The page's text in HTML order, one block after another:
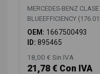
MERCEDES-BENZ
BLUEEFFICIENCY
OEM: 1667500493
ID: 895465
18,00 € Sin IVA
21,78 € Con IVA